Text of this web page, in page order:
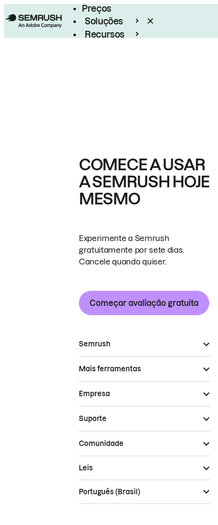
Preços
Soluções
Recursos
COMECE A USAR
A SEMRUSH HOJE
MESMO
Experimente a Semrush
gratuitamente por sete dias.
Cancele quando quiser.
Começar avaliação gratuita
Semrush
Mais ferramentas
Empresa
Suporte
Comunidade
Leis
Português (Brasil)